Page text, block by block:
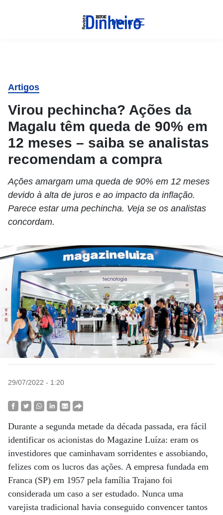
Menu
Artigos
Virou pechincha? Ações da
Magalu têm queda de 90% em
12 meses – saiba se analistas
recomendam a compra
Ações amargam uma queda de 90% em 12 meses
devido à alta de juros e ao impacto da inflação.
Parece estar uma pechincha. Veja se os analistas
concordam.
29/07/2022 - 1:20
Durante a segunda metade da década passada, era fácil
identificar os acionistas do Magazine Luíza: eram os
investidores que caminhavam sorridentes e assobiando,
felizes com os lucros das ações. A empresa fundada em
Franca (SP) em 1957 pela família Trajano foi
considerada um caso a ser estudado. Nunca uma
varejista tradicional havia conseguido convencer tantos